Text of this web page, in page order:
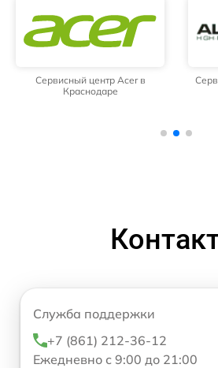
Сервисный центр Acer в
Краснодаре
Служба поддержки
+7 (861) 212-36-12
Ежедневно с 9:00 до 21:00